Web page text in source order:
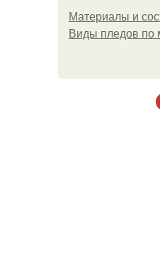
Материалы и
Виды пледов по